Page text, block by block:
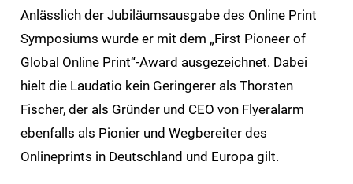
Anlässlich der Jubiläumsausgabe des Online Print
Symposiums wurde er mit dem „First Pioneer of
Global Online Print“-Award ausgezeichnet. Dabei
hielt die Laudatio kein Geringerer als Thorsten
Fischer, der als Gründer und CEO von Flyeralarm
ebenfalls als Pionier und Wegbereiter des
Onlineprints in Deutschland und Europa gilt.